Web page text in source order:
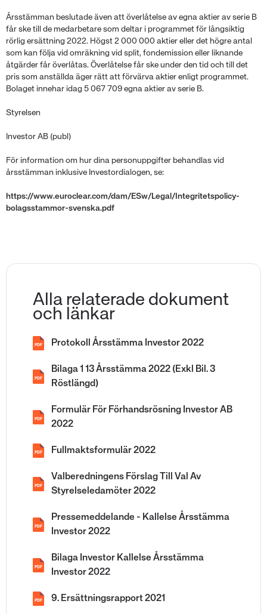
Årsstämman beslutade även att överlåtelse av egna aktier av serie B
får ske till de medarbetare som deltar i programmet för långsiktig
rörlig ersättning 2022. Högst 2 000 000 aktier eller det högre antal
som kan följa vid omräkning vid split, fondemission eller liknande
åtgärder får överlåtas. Överlåtelse får ske under den tid och till det
pris som anställda äger rätt att förvärva aktier enligt programmet.
Bolaget innehar idag 5 067 709 egna aktier av serie B.
Styrelsen
Investor AB (publ)
För information om hur dina personuppgifter behandlas vid
årsstämman inklusive Investordialogen, se:
https://www.euroclear.com/dam/ESw/Legal/Integritetspolicy-
bolagsstammor-svenska.pdf
Alla relaterade dokument
och länkar
PDF Protokoll Årsstämma Investor 2022
PDF
Bilaga 1 13 Årsstämma 2022 (Exkl Bil. 3
Röstlängd)
PDF
Formulär För Förhandsrösning Investor AB
2022
PDF Fullmaktsformulär 2022
PDF
Valberedningens Förslag Till Val Av
Styrelseledamöter 2022
PDF
Pressemeddelande - Kallelse Årsstämma
Investor 2022
PDF
Bilaga Investor Kallelse Årsstämma
Investor 2022
PDF 9. Ersättningsrapport 2021